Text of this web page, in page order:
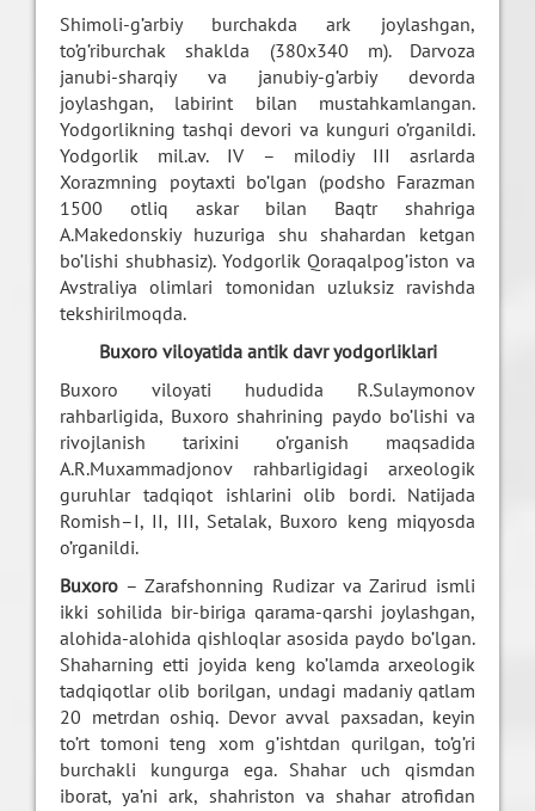
Shimoli-g’arbiy burchakda ark joylashgan,
to’g’riburchak shaklda (380x340 m). Darvoza
janubi-sharqiy va janubiy-g’arbiy devorda
joylashgan, labirint bilan mustahkamlangan.
Yodgorlikning tashqi devori va kunguri o’rganildi.
Yodgorlik mil.av. IV – milodiy III asrlarda
Xorazmning poytaxti bo’lgan (podsho Farazman
1500 otliq askar bilan Baqtr shahriga
A.Makedonskiy huzuriga shu shahardan ketgan
bo’lishi shubhasiz). Yodgorlik Qoraqalpog’iston va
Avstraliya olimlari tomonidan uzluksiz ravishda
tekshirilmoqda.
Buxoro viloyatida antik davr yodgorliklari
Buxoro viloyati hududida R.Sulaymonov
rahbarligida, Buxoro shahrining paydo bo’lishi va
rivojlanish tarixini o’rganish maqsadida
A.R.Muxammadjonov rahbarligidagi arxeologik
guruhlar tadqiqot ishlarini olib bordi. Natijada
Romish–I, II, III, Setalak, Buxoro keng miqyosda
o’rganildi.
Buxoro – Zarafshonning Rudizar va Zarirud ismli
ikki sohilida bir-biriga qarama-qarshi joylashgan,
alohida-alohida qishloqlar asosida paydo bo’lgan.
Shaharning etti joyida keng ko’lamda arxeologik
tadqiqotlar olib borilgan, undagi madaniy qatlam
20 metrdan oshiq. Devor avval paxsadan, keyin
to’rt tomoni teng xom g’ishtdan qurilgan, to’g’ri
burchakli kungurga ega. Shahar uch qismdan
iborat, ya’ni ark, shahriston va shahar atrofidan